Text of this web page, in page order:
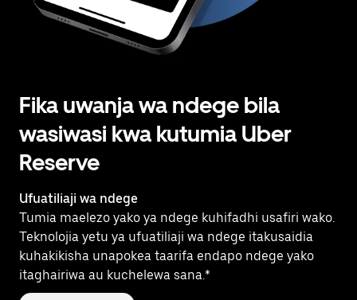
Fika uwanja wa ndege bila
wasiwasi kwa kutumia Uber
Reserve
Ufuatiliaji wa ndege
Tumia maelezo yako ya ndege kuhifadhi usafiri wako.
Teknolojia yetu ya ufuatiliaji wa ndege itakusaidia
kuhakikisha unapokea taarifa endapo ndege yako
itaghairiwa au kuchelewa sana.*